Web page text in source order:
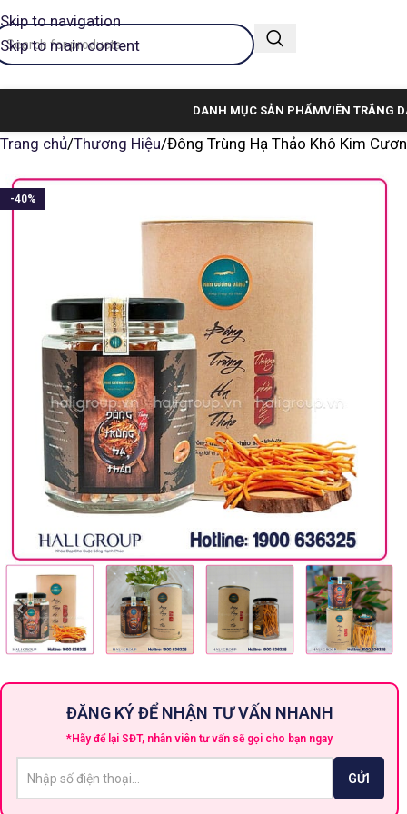
Skip to navigation
Skip to main content
DANH MỤC SẢN PHẨMVIÊN TRẮNG
Trang chủ Thương Hiệu Đông Trùng Hạ Thảo Khô Kim
-40%
ĐĂNG KÝ ĐỂ NHẬN TƯ VẤN NHANH
*Hãy để lại SĐT, nhân viên tư vấn sẽ gọi cho bạn ngay